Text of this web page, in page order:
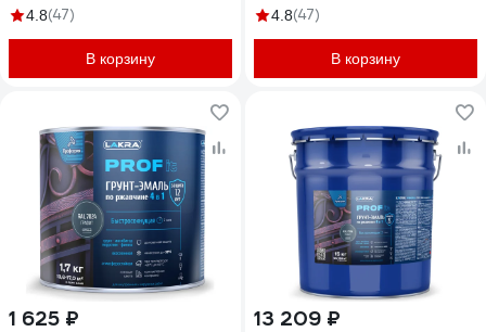
9003, 1.7 кг ЛА-00001599
4.8(47)
В корзину
кг ЛА-00001605
4.8(47)
В корзину
1 625 ₽ 13 209 ₽